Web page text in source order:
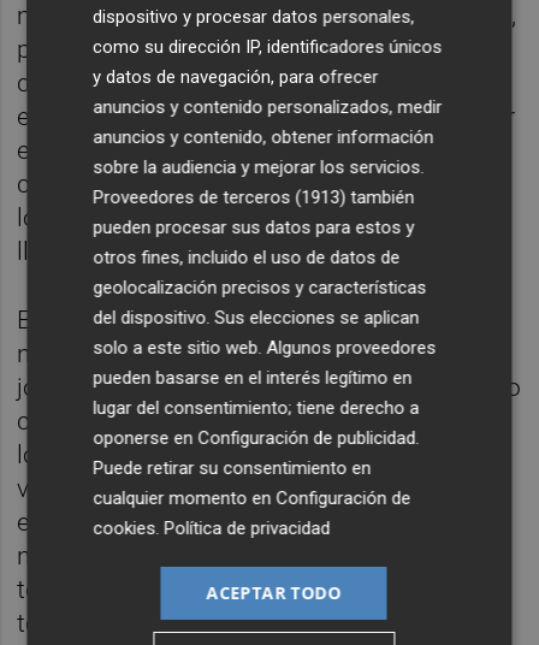
mucho menos los movimientos en La Nucía,
pues a su desvinculación le ha seguido la
contratación deMario Cartagena
eldense de 33 años que ya dirigiera al primer
equipo rojillo la pasada campaña y que se
convierte en el cuarto inquilino del banquillo
local delNuevo Pepico Amaten lo que
llevamos de curso.
Egea solo ha estado al frente del banquillo
nuciero en un encuentro oficial, el de la
jornada 16 en el que La Nucía cayó derrotado
como local con elPeña Deportiva(0-2), por
lo que Cartagena se hace cargo de un
vestuario que es colista con solo 10 puntos
en el grupo 3 deSegunda Federación
nueve de la salvación. Ahora bien, restan
todavía 18 jornadas de lafase regular
todavía por disputarse.
dispositivo y procesar datos personales,
como su dirección IP, identificadores únicos
y datos de navegación, para ofrecer
anuncios y contenido personalizados, medir
anuncios y contenido, obtener información
sobre la audiencia y mejorar los servicios.
Proveedores de terceros (1913) también
pueden procesar sus datos para estos y
otros fines, incluido el uso de datos de
geolocalización precisos y características
del dispositivo. Sus elecciones se aplican
solo a este sitio web. Algunos proveedores
pueden basarse en el interés legítimo en
lugar del consentimiento; tiene derecho a
oponerse enConfiguración de publicidad
Puede retirar su consentimiento en
cualquier momento enConfiguración de
cookies .Política de privacidad
ACEPTAR TODO